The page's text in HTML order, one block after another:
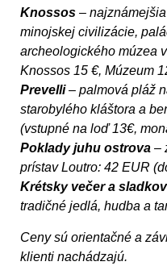
Knossos –
minojskej civilizácie,
archeologického múzea
Knossos 15 €, Múzeum
Prevelli– palmová pláž
starobylého kláštora a
(vstupné na loď 13€,
Poklady juhu ostrova –
prístav Loutro: 42 EUR
Krétsky večer a
tradičné jedlá, hudba a
Ceny sú orientačné a
klienti nachádzajú.